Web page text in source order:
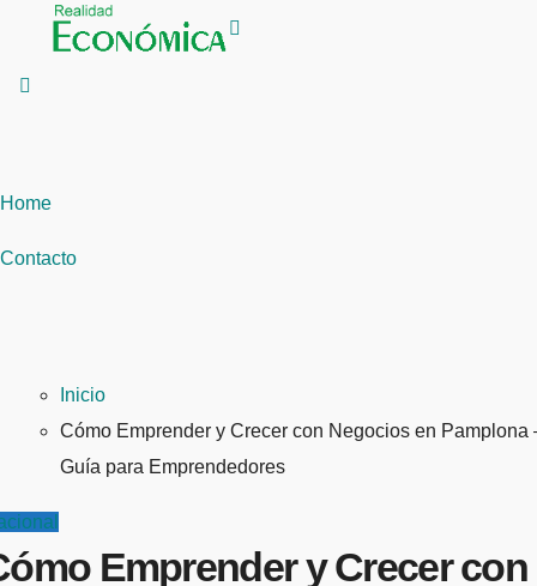
contenido
Home
Contacto
Inicio
Cómo Emprender y Crecer con Negocios en Pamplona
Guía para Emprendedores
Emprender y Crecer con